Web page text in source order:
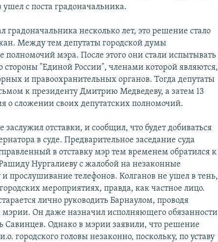
с поста градоначальника.
градоначальника несколько лет, это решение стало
Между тем депутаты городской думы
полномочий мэра. После этого они стали испытывать
стороны "Единой России", членами которой являются,
и правоохранительных органов. Тогда депутаты
к президенту Дмитрию Медведеву, а затем 13
о сложении своих депутатских полномочий.
заслужил отставки, и сообщил, что будет добиваться
в суде. Предварительное заседание суда
в отставку мэр тем временем обратился к
Нургалиеву с жалобой на незаконные
прослушивание телефонов. Колганов не ушел в тень,
мероприятиях, правда, как частное лицо.
лично руководить Барнаулом, проводя
мэрии. Он даже назначил исполняющего обязанности
Савинцев. Однако в мэрии заявили, что решение
городского головы незаконно, поскольку, по уставу